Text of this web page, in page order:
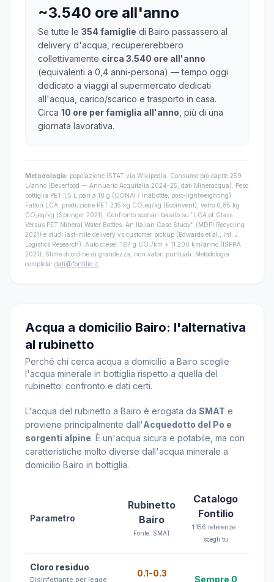
~3.540 ore all'anno
Se tutte le 354 famiglie di Bairo passassero al
delivery d'acqua, recupererebbero
collettivamente circa 3.540 ore all'anno
(equivalenti a 0,4 anni-persona) — tempo oggi
dedicato a viaggi al supermercato dedicati
all'acqua, carico/scarico e trasporto in casa.
Circa 10 ore per famiglia all'anno , più di una
giornata lavorativa.
Metodologia: popolazione ISTAT via Wikipedia. Consumo pro capite 259
L/anno (Beverfood — Annuario Acquitalia 2024-25, dati Mineracqua). Peso
bottiglia PET 1,5 L pari a 18 g (CONAI / InaBottle, post-lightweighting).
Fattori LCA: produzione PET 2,15 kg CO₂eq/kg (Ecoinvent), vetro 0,85 kg
CO₂eq/kg (Springer 2021). Confronto scenari basato su "LCA of Glass
Versus PET Mineral Water Bottles: An Italian Case Study" (MDPI Recycling
2021) e studi last-mile delivery vs customer pickup (Edwards et al., Int. J.
Logistics Research). Auto diesel: 167 g CO₂/km × 11.200 km/anno (ISPRA
2021). Stime di ordine di grandezza, non valori puntuali. Metodologia
completa: dati@fontilio.it
Acqua a domicilio Bairo: l'alternativa
al rubinetto
Perché chi cerca acqua a domicilio a Bairo sceglie
l'acqua minerale in bottiglia rispetto a quella del
rubinetto: confronto e dati certi.
L'acqua del rubinetto a Bairo è erogata da SMAT e
proviene principalmente dall'Acquedotto del Po e
sorgenti alpine. È un'acqua sicura e potabile, ma con
caratteristiche molto diverse dall'acqua minerale a
domicilio Bairo in bottiglia.
Parametro
Rubinetto
Bairo
Fonte: SMAT
Catalogo
Fontilio
1.156 referenze ·
scegli tu
Cloro residuo
Disinfettante per legge
0.1-0.3
Sempre 0